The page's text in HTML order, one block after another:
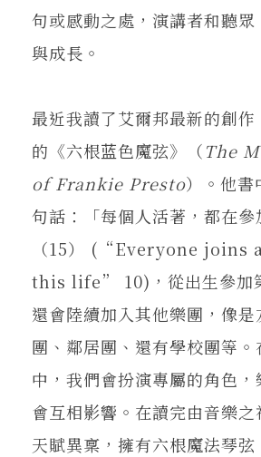
句或感動之處，演講者和聽眾
與成長。
最近我讀了艾爾邦最新的創
的《六根蓝色魔弦》（The
of Frankie Presto）。他書
句話：「每個人活著，都在參
（15） (“Everyone joins
this life” 10)，從出生參加
還會陸續加入其他樂團，像
團、鄰居團、還有學校團等。
中，我們會扮演專屬的角色，
會互相影響。在讀完由音樂
天賦異稟，擁有六根魔法琴弦